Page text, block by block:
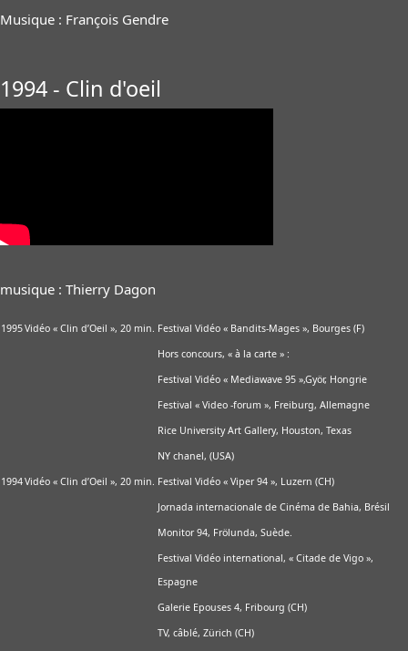
Musique : François Gendre
1994 - Clin d'oeil
musique : Thierry Dagon
1995Vidéo « Clin d’Oeil », 20 min. Festival Vidéo « Bandits-Mages », Bourges (F)
Hors concours, « à la carte » :
Festival Vidéo « Mediawave 95 »,Györ, Hongrie
Festival « Video -forum », Freiburg, Allemagne
Rice University Art Gallery, Houston, Texas
NY chanel, (USA)
1994Vidéo « Clin d’Oeil », 20 min. Festival Vidéo « Viper 94 », Luzern (CH)
Jornada internacionale de Cinéma de Bahia, Brésil
Monitor 94, Frölunda, Suède.
Festival Vidéo international, « Citade de Vigo »,
Espagne
Galerie Epouses 4, Fribourg (CH)
TV, câblé, Zürich (CH)